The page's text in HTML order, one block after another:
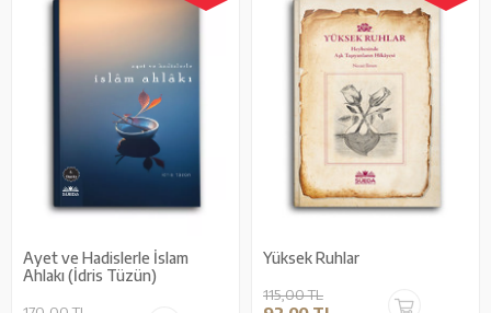
Ayet ve Hadislerle İslam
Ahlakı (İdris Tüzün)
Yüksek Ruhlar
115,00 TL